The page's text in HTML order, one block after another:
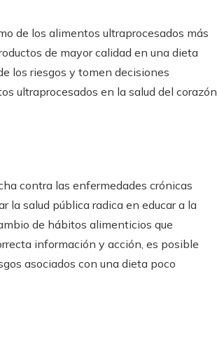
de los alimentos ultraprocesados más
de mayor calidad en una dieta
los riesgos y tomen decisiones
ultraprocesados en la salud del corazón
contra las enfermedades crónicas
la salud pública radica en educar a la
de hábitos alimenticios que
información y acción, es posible
asociados con una dieta poco